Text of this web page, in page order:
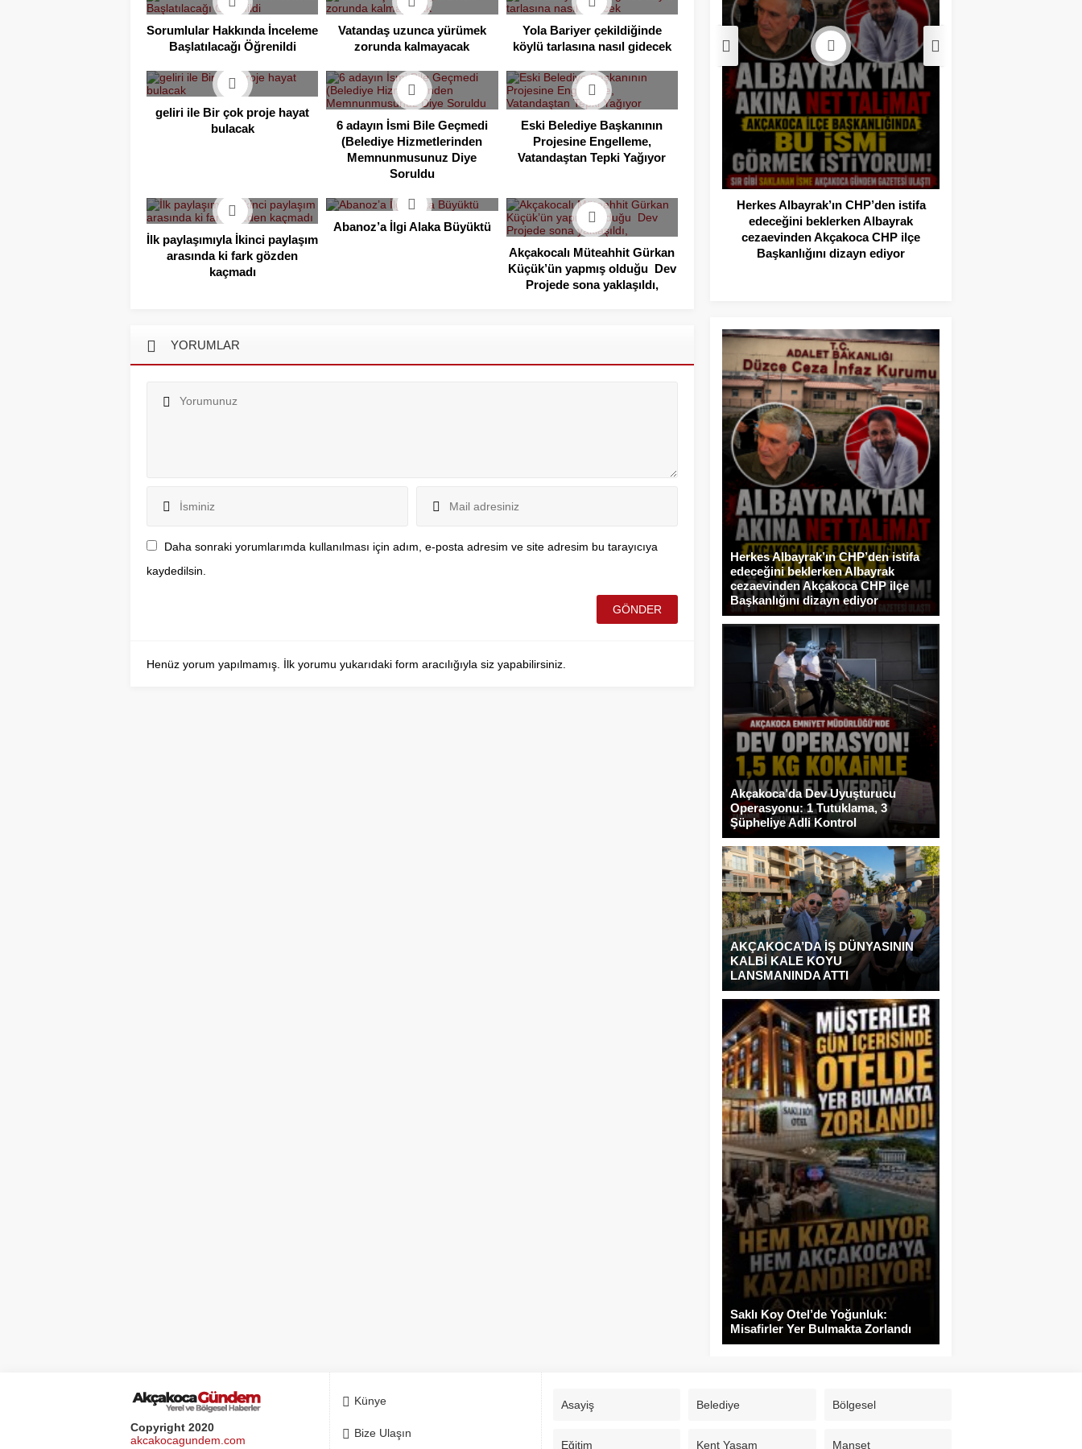
Sorumlular Hakkında İnceleme
Başlatılacağı Öğrenildi
Vatandaş uzunca yürümek
zorunda kalmayacak
Yola Bariyer çekildiğinde
köylü tarlasına nasıl gidecek
geliri ile Bir çok proje hayat
bulacak
6 adayın İsmi Bile Geçmedi
(Belediye Hizmetlerinden
Memnunmusunuz Diye
Soruldu
Eski Belediye Başkanının
Projesine Engelleme,
Vatandaştan Tepki Yağıyor
İlk paylaşımıyla İkinci paylaşım
arasında ki fark gözden
kaçmadı
Abanoz’a İlgi Alaka Büyüktü
Akçakocalı Müteahhit Gürkan
Küçük’ün yapmış olduğu Dev
Projede sona yaklaşıldı,
YORUMLAR
Daha sonraki yorumlarımda kullanılması için adım, e-posta adresim ve site adresim bu tarayıcıya
kaydedilsin.
Henüz yorum yapılmamış. İlk yorumu yukarıdaki form aracılığıyla siz yapabilirsiniz.
Herkes Albayrak’ın CHP’den istifa
edeceğini beklerken Albayrak
cezaevinden Akçakoca CHP ilçe
Başkanlığını dizayn ediyor
Herkes Albayrak’ın CHP’den istifa
edeceğini beklerken Albayrak
cezaevinden Akçakoca CHP ilçe
Başkanlığını dizayn ediyor
Akçakoca’da Dev Uyuşturucu
Operasyonu: 1 Tutuklama, 3
Şüpheliye Adli Kontrol
AKÇAKOCA’DA İŞ DÜNYASININ
KALBİ KALE KOYU
LANSMANINDA ATTI
Saklı Koy Otel’de Yoğunluk:
Misafirler Yer Bulmakta Zorlandı
Copyright 2020
akcakocagundem.com
Künye
Bize Ulaşın
Asayiş Belediye Bölgesel
Eğitim Kent Yaşam Manşet